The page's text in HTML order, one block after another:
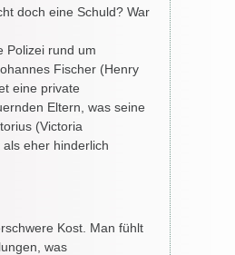
doch eine Schuld? War
Polizei rund um
Fischer (Henry
eine private
Eltern, was seine
(Victoria
eher hinderlich
Kost. Man fühlt
was